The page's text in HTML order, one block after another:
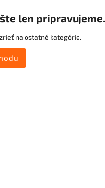
len pripravujeme.
na ostatné kategórie.